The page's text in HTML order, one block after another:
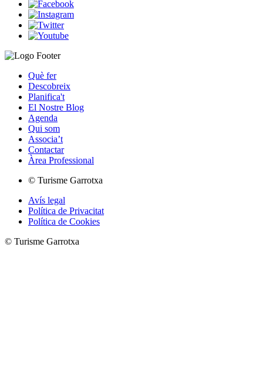
Què fer
Descobreix
Planifica't
El Nostre Blog
Agenda
Qui som
Associa’t
Contactar
Àrea Professional
© Turisme Garrotxa
Avís legal
Política de Privacitat
Política de Cookies
© Turisme Garrotxa